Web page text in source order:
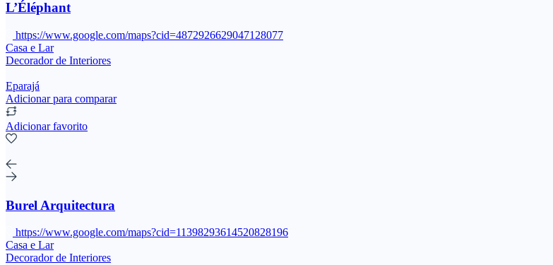
L’Éléphant
https://www.google.com/maps?cid=4872926629047128077
Casa e Lar
Decorador de Interiores
Eparajá
Adicionar para comparar
Adicionar favorito
Burel Arquitectura
https://www.google.com/maps?cid=11398293614520828196
Casa e Lar
Decorador de Interiores